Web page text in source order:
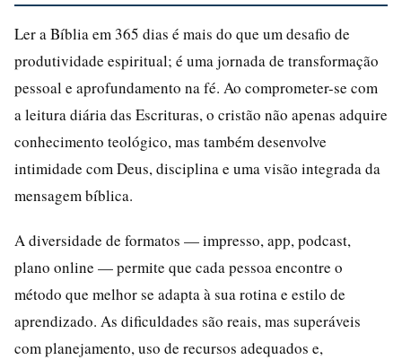
Ler a Bíblia em 365 dias é mais do que um desafio de
produtividade espiritual; é uma jornada de transformação
pessoal e aprofundamento na fé. Ao comprometer-se com
a leitura diária das Escrituras, o cristão não apenas adquire
conhecimento teológico, mas também desenvolve
intimidade com Deus, disciplina e uma visão integrada da
mensagem bíblica.
A diversidade de formatos — impresso, app, podcast,
plano online — permite que cada pessoa encontre o
método que melhor se adapta à sua rotina e estilo de
aprendizado. As dificuldades são reais, mas superáveis
com planejamento, uso de recursos adequados e,